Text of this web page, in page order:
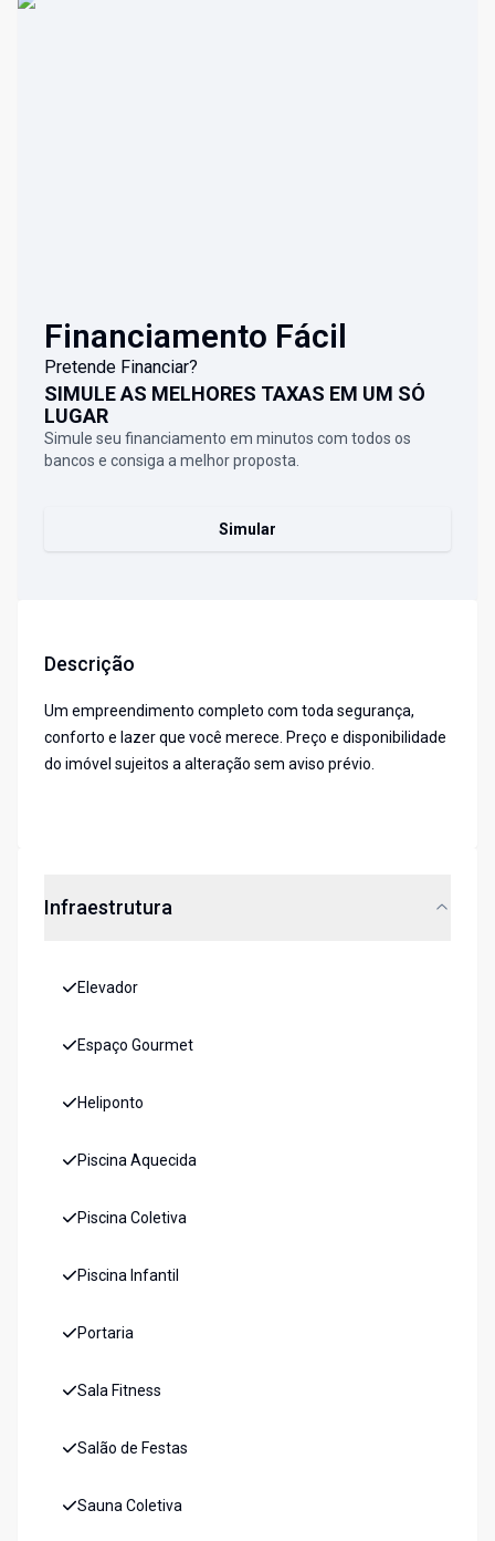
Financiamento Fácil
Pretende Financiar?
SIMULE AS MELHORES TAXAS EM UM SÓ
LUGAR
Simule seu financiamento em minutos com todos os
bancos e consiga a melhor proposta.
Simular
Descrição
Um empreendimento completo com toda segurança,
conforto e lazer que você merece. Preço e disponibilidade
do imóvel sujeitos a alteração sem aviso prévio.
Infraestrutura
Elevador
Espaço Gourmet
Heliponto
Piscina Aquecida
Piscina Coletiva
Piscina Infantil
Portaria
Sala Fitness
Salão de Festas
Sauna Coletiva